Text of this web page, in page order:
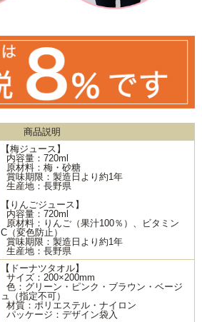
商品説明
【梅ジュース】
内容量：720ml
原材料：梅・砂糖
賞味期限：製造日より約1年
生産地：長野県
【りんごジュース】
内容量：720ml
原材料：りんご（果汁100％）、ビタミン
C（変色防止）
賞味期限：製造日より約1年
生産地：長野県
【ドーナツタオル】
サイズ：200×200mm
色：グリーン・ピンク・ブラウン・ベージ
ュ（指定不可）
材質：ポリエステル・ナイロン
パッケージ：デザイン袋入